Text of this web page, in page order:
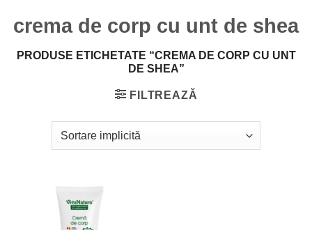
crema de corp cu unt de shea
PRODUSE ETICHETATE “CREMA DE CORP CU UNT
DE SHEA”
FILTREAZĂ